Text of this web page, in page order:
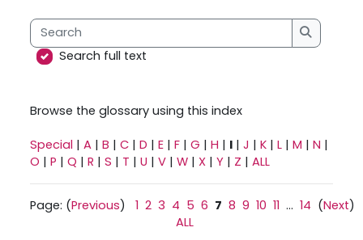
Search
Search
Search full text
Browse the glossary using this index
Special |A |B |C |D |E |F |G |H | I |J |K |L |M |N |
O |P |Q |R |S | T |U |V |W | X |Y | Z |ALL
Page: (Previous)1 2 3 4 5 6 7 8 9 10 11 ...14 (Next)
ALL